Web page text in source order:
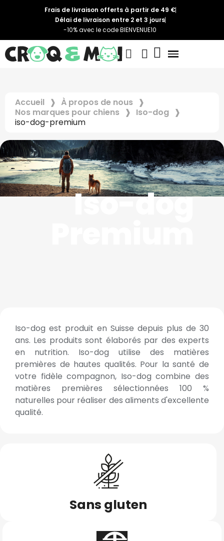
Frais de livraison offerts à partir de 49 €
Délai de livraison entre 2 et 3 jours
-10% avec le code BIENVENUE10
Accueil
À propos de nous
Nos marques pour chiens
Iso-dog
iso-dog-premium
Iso-dog
Iso-dog est produit en Suisse depuis plus de 30
ans. Les produits sont élaborés par des experts
en nutrition. Iso-dog utilise des matières
premières de hautes qualités. Pour la santé de
votre fidèle compagnon, Iso-dog combine des
matières premières sélectionnées 100 %
naturelles pour réaliser des aliments d'excellente
qualité.
Sans gluten